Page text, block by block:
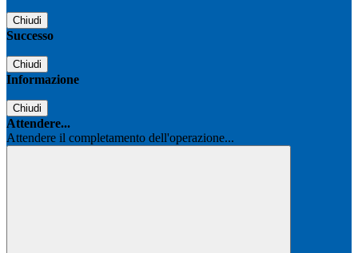
Chiudi
Successo
Chiudi
Informazione
Chiudi
Attendere...
Attendere il completamento dell'operazione...